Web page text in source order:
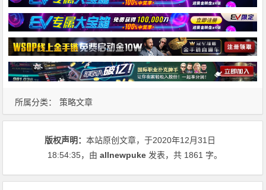
所属分类： 策略文章
版权声明：本站原创文章，于2020年12月31日
18:54:35，由allnewpuke 发表，共 1861 字。